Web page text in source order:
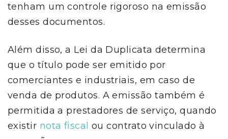
tenham um controle rigoroso na emissão
desses documentos.
Além disso, a Lei da Duplicata determina
que o título pode ser emitido por
comerciantes e industriais, em caso de
venda de produtos. A emissão também é
permitida a prestadores de serviço, quando
existir nota fiscal ou contrato vinculado à